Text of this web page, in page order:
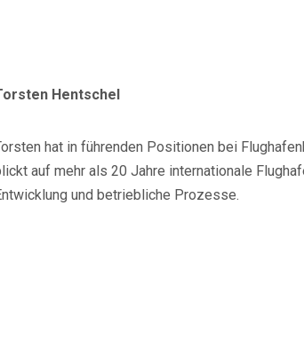
Hentschel
hat in führenden Positionen bei
auf mehr als 20 Jahre internationale
und betriebliche Prozesse.